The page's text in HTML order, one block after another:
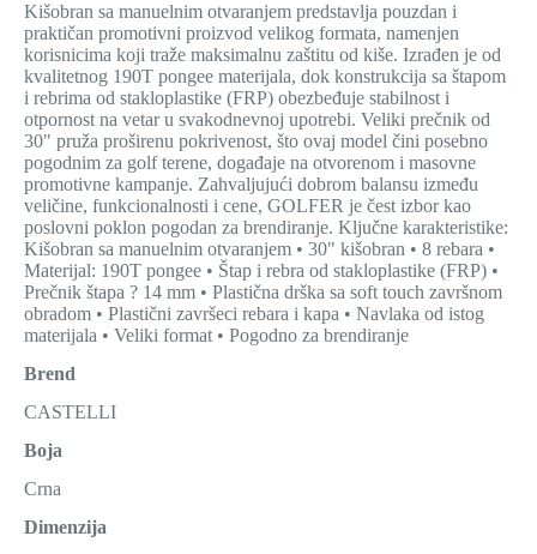
Kišobran sa manuelnim otvaranjem predstavlja pouzdan i
praktičan promotivni proizvod velikog formata, namenjen
korisnicima koji traže maksimalnu zaštitu od kiše. Izrađen je od
kvalitetnog 190T pongee materijala, dok konstrukcija sa štapom
i rebrima od stakloplastike (FRP) obezbeđuje stabilnost i
otpornost na vetar u svakodnevnoj upotrebi. Veliki prečnik od
30" pruža proširenu pokrivenost, što ovaj model čini posebno
pogodnim za golf terene, događaje na otvorenom i masovne
promotivne kampanje. Zahvaljujući dobrom balansu između
veličine, funkcionalnosti i cene, GOLFER je čest izbor kao
poslovni poklon pogodan za brendiranje. Ključne karakteristike:
Kišobran sa manuelnim otvaranjem • 30" kišobran • 8 rebara •
Materijal: 190T pongee • Štap i rebra od stakloplastike (FRP) •
Prečnik štapa ? 14 mm • Plastična drška sa soft touch završnom
obradom • Plastični završeci rebara i kapa • Navlaka od istog
materijala • Veliki format • Pogodno za brendiranje
Brend
CASTELLI
Boja
Crna
Dimenzija